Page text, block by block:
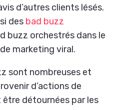
d’autres clients lésés.
des bad buzz
buzz orchestrés dans le
marketing viral.
sont nombreuses et
d’actions de
détournées par les